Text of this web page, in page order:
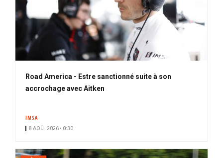
Road America - Estre sanctionné suite à son
accrochage avec Aitken
IMSA
8 AOÛ. 2026 • 0:30